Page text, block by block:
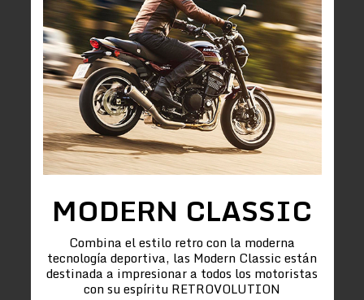
MODERN CLASSIC
Combina el estilo retro con la moderna
tecnología deportiva, las Modern Classic están
destinada a impresionar a todos los motoristas
con su espíritu RETROVOLUTION